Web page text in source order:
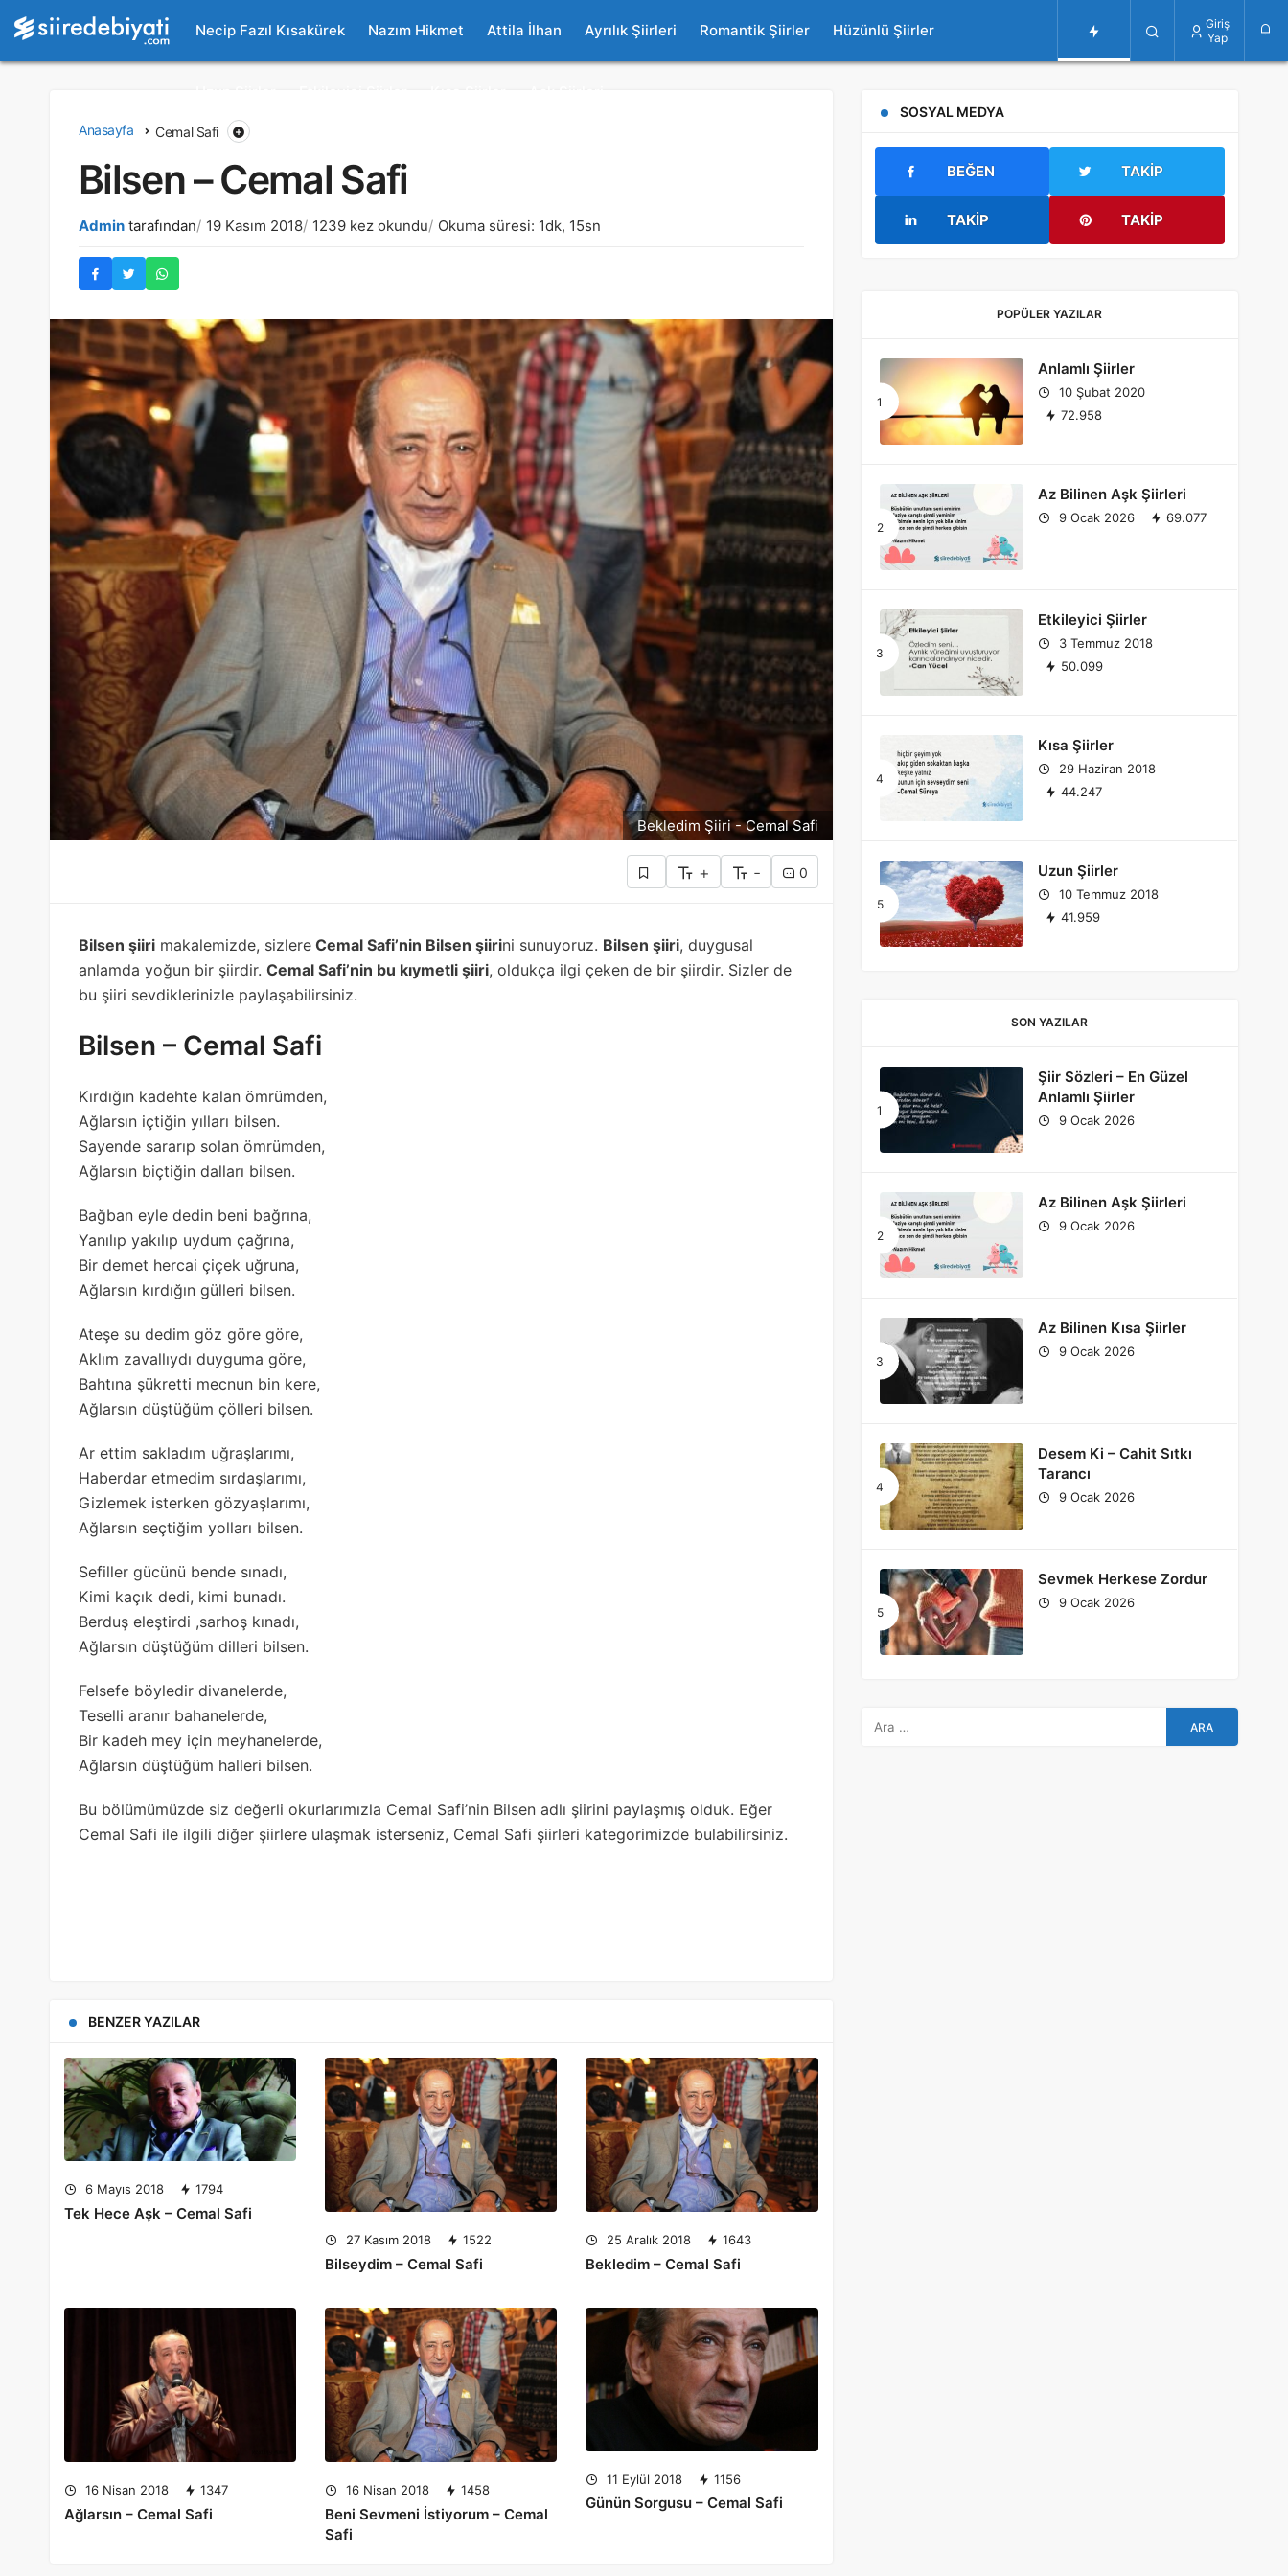
Necip Fazıl Kısakürek Nazım Hikmet Attila İlhan Ayrılık Şiirleri Romantik Şiirler Hüzünlü Şiirler
Giriş
Yap
Anasayfa Cemal Safi
Bilsen – Cemal Safi
Admin tarafından 19 Kasım 2018 1239 kez okundu Okuma süresi: 1dk, 15sn
Bekledim Şiiri - Cemal Safi
+ - 0
Bilsen şiiri makalemizde, sizlere Cemal Safi’nin Bilsen şiirini sunuyoruz. Bilsen şiiri, duygusal
anlamda yoğun bir şiirdir. Cemal Safi’nin bu kıymetli şiiri, oldukça ilgi çeken de bir şiirdir. Sizler de
bu şiiri sevdiklerinizle paylaşabilirsiniz.
Bilsen – Cemal Safi
Kırdığın kadehte kalan ömrümden,
Ağlarsın içtiğin yılları bilsen.
Sayende sararıp solan ömrümden,
Ağlarsın biçtiğin dalları bilsen.
Bağban eyle dedin beni bağrına,
Yanılıp yakılıp uydum çağrına,
Bir demet hercai çiçek uğruna,
Ağlarsın kırdığın gülleri bilsen.
Ateşe su dedim göz göre göre,
Aklım zavallıydı duyguma göre,
Bahtına şükretti mecnun bin kere,
Ağlarsın düştüğüm çölleri bilsen.
Ar ettim sakladım uğraşlarımı,
Haberdar etmedim sırdaşlarımı,
Gizlemek isterken gözyaşlarımı,
Ağlarsın seçtiğim yolları bilsen.
Sefiller gücünü bende sınadı,
Kimi kaçık dedi, kimi bunadı.
Berduş eleştirdi ,sarhoş kınadı,
Ağlarsın düştüğüm dilleri bilsen.
Felsefe böyledir divanelerde,
Teselli aranır bahanelerde,
Bir kadeh mey için meyhanelerde,
Ağlarsın düştüğüm halleri bilsen.
Bu bölümümüzde siz değerli okurlarımızla Cemal Safi’nin Bilsen adlı şiirini paylaşmış olduk. Eğer
Cemal Safi ile ilgili diğer şiirlere ulaşmak isterseniz, Cemal Safi şiirleri kategorimizde bulabilirsiniz.
BENZER YAZILAR
6 Mayıs 2018 1794
Tek Hece Aşk – Cemal Safi
27 Kasım 2018 1522
Bilseydim – Cemal Safi
25 Aralık 2018 1643
Bekledim – Cemal Safi
16 Nisan 2018 1347
Ağlarsın – Cemal Safi
16 Nisan 2018 1458
Beni Sevmeni İstiyorum – Cemal
Safi
11 Eylül 2018 1156
Günün Sorgusu – Cemal Safi
SOSYAL MEDYA
BEĞEN TAKIP
TAKIP TAKIP
POPÜLER YAZILAR
Anlamlı Şiirler
10 Şubat 2020
72.958
Az Bilinen Aşk Şiirleri
9 Ocak 2026 69.077
Etkileyici Şiirler
3 Temmuz 2018
50.099
Kısa Şiirler
29 Haziran 2018
44.247
Uzun Şiirler
10 Temmuz 2018
41.959
SON YAZILAR
Şiir Sözleri – En Güzel
Anlamlı Şiirler
9 Ocak 2026
Az Bilinen Aşk Şiirleri
9 Ocak 2026
Az Bilinen Kısa Şiirler
9 Ocak 2026
Desem Ki – Cahit Sıtkı
Tarancı
9 Ocak 2026
Sevmek Herkese Zordur
9 Ocak 2026